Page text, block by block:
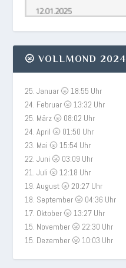
🌝 VOLLMOND 2024
25. Januar 🌝 18:55 Uhr
24. Februar 🌝 13:32 Uhr
25. März 🌝 08:02 Uhr
24. April 🌝 01:50 Uhr
23. Mai 🌝 15:54 Uhr
22. Juni 🌝 03:09 Uhr
21. Juli 🌝 12:18 Uhr
19. August 🌝 20:27 Uhr
18. September 🌝 04:36 Uhr
17. Oktober 🌝 13:27 Uhr
15. November 🌝 22:30 Uhr
15. Dezember 🌝 10:03 Uhr